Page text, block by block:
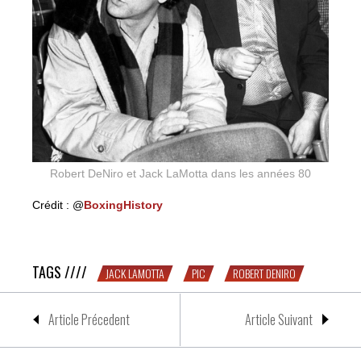
Robert DeNiro et Jack LaMotta dans les années 80
Crédit : @BoxingHistory
TAGS //// JACK LAMOTTA PIC ROBERT DENIRO
Article Précedent Article Suivant